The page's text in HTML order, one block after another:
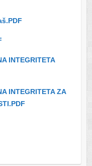
INTEGRITETA
INTEGRITETA ZA